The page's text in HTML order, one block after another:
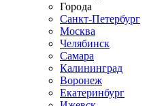
Города
Санкт-Петербург
Москва
Челябинск
Самара
Калининград
Воронеж
Екатеринбург